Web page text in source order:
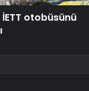
otobüsünü